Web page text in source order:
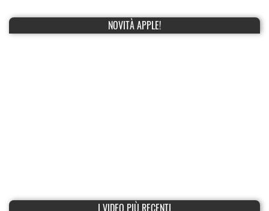
NOVITÀ APPLE!
I VIDEO PIÙ RECENTI